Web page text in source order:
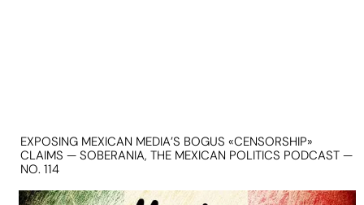
EXPOSING MEXICAN MEDIA’S BOGUS «CENSORSHIP»
CLAIMS — SOBERANIA, THE MEXICAN POLITICS PODCAST —
NO. 114